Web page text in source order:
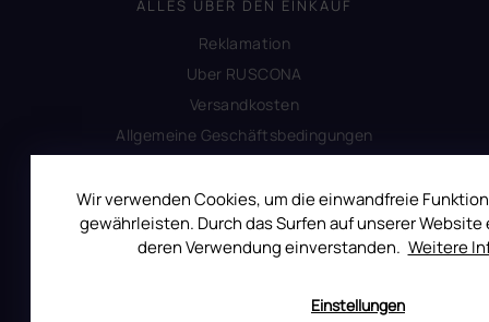
Wir verwenden Cookies, um die einwandfreie
gewährleisten. Durch das Surfen auf unserer Website
deren Verwendung einverstanden. Weitere
Einstellungen
ALLES ÜBER DEN EINKAUF
Reklamation
Uber RUSCONA
Versandkosten
Allgemeine Geschäftsbedingungen
Produktsicherheit